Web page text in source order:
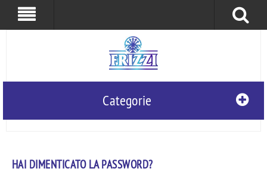
Categorie
HAI DIMENTICATO LA PASSWORD?